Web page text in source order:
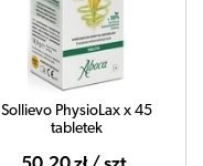
Sollievo PhysioLax x 45
tabletek